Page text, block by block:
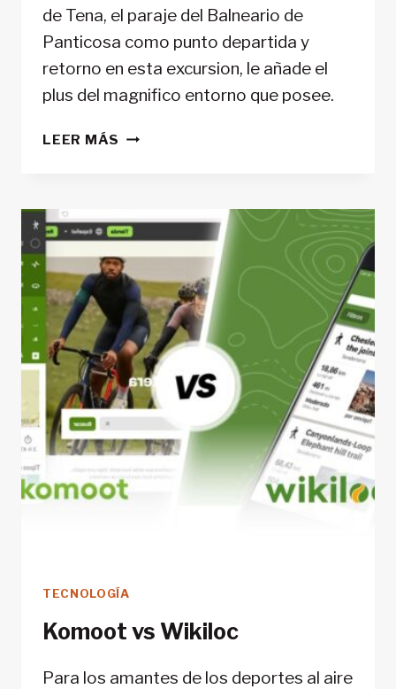
de Tena, el paraje del Balneario de
Panticosa como punto departida y
retorno en esta excursion, le añade el
plus del magnifico entorno que posee.
LEER MÁS IBONES
BALNEARIO
DE
PANTICOSA
TECNOLOGÍA
Komoot vs Wikiloc
Para los amantes de los deportes al aire